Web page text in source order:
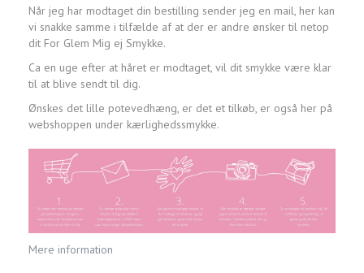
Når jeg har modtaget din bestilling sender jeg en mail, her kan
vi snakke samme i tilfælde af at der er andre ønsker til netop
dit For Glem Mig ej Smykke.
Ca en uge efter at håret er modtaget, vil dit smykke være klar
til at blive sendt til dig.
Ønskes det lille potevedhæng, er det et tilkøb, er også her på
webshoppen under kærlighedssmykke.
Mere information